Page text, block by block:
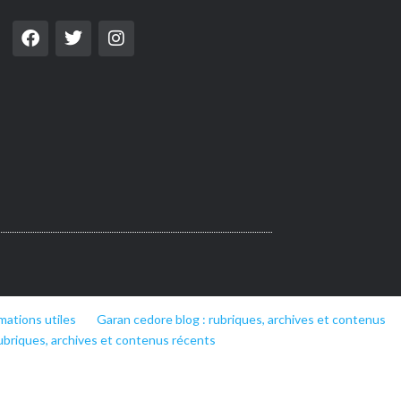
utiles
Garan cedore blog : rubriques, archives et contenus
archives et contenus récents